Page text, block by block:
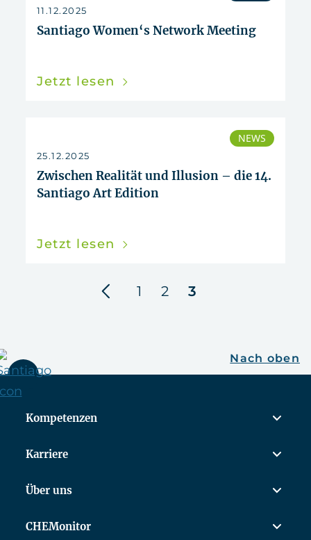
11.12.2025
Santiago Women‘s Network Meeting
Jetzt lesen
NEWS
25.12.2025
Zwischen Realität und Illusion – die 14.
Santiago Art Edition
Jetzt lesen
vorherige 1 2 3
Nach oben
Kompetenzen
Karriere
Über uns
CHEMonitor